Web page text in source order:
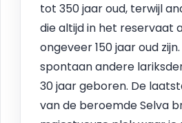
tot 350 jaar oud, terwijl
die altijd in het reservaat
ongeveer 150 jaar oud
spontaan andere
30 jaar geboren. De
van de beroemde Selva